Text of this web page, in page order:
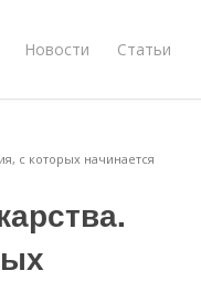
Новости Статьи
с которых начинается